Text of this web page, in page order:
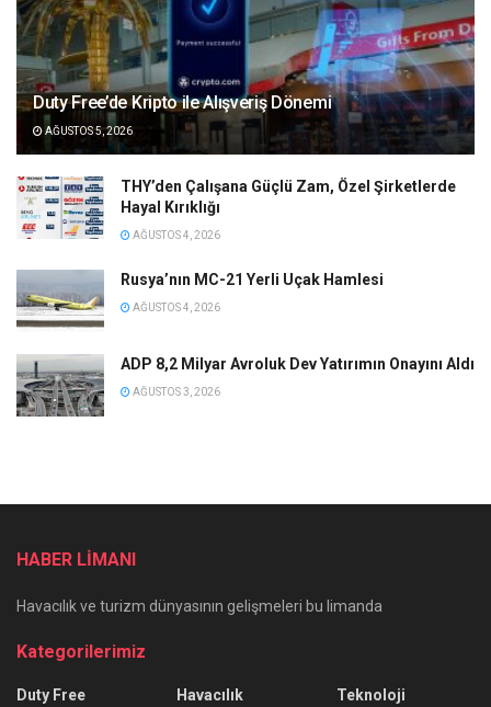
Duty Free’de Kripto ile Alışveriş Dönemi
AĞUSTOS 5, 2026
THY’den Çalışana Güçlü Zam, Özel Şirketlerde
Hayal Kırıklığı
AĞUSTOS 4, 2026
Rusya’nın MC-21 Yerli Uçak Hamlesi
AĞUSTOS 4, 2026
ADP 8,2 Milyar Avroluk Dev Yatırımın Onayını Aldı
AĞUSTOS 3, 2026
HABER LİMANI
Havacılık ve turizm dünyasının gelişmeleri bu limanda
Kategorilerimiz
Duty Free
Havacılık
Teknoloji